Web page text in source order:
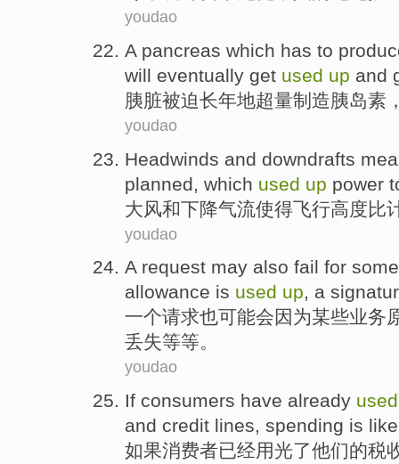
youdao
A pancreas which has to
will eventually get used up and
胰脏被迫长年地超量制造胰岛素
youdao
Headwinds and downdrafts
planned , which used up power
大风和下降气流使得飞行高度比
youdao
A request may also fail for some
allowance is used up, a
一个请求也可能会因为某些业务
丢失等等。
youdao
If consumers have already
and credit lines, spending is
如果消费者已经用光了他们的税